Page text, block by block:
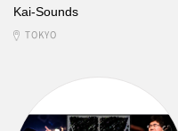
Kai-Sounds
TOKYO